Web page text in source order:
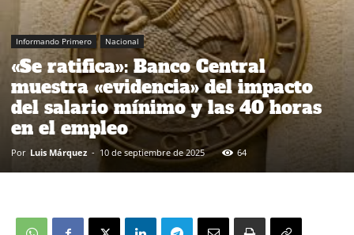
Informando Primero Nacional
«Se ratifica»: Banco Central
muestra «evidencia» del impacto
del salario mínimo y las 40 horas
en el empleo
Por Luis Márquez - 10 de septiembre de 2025 64